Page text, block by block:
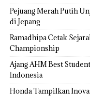
Pejuang Merah Putih
di Jepang
Ramadhipa Cetak
Championship
Ajang AHM Best
Indonesia
Honda Tampilkan